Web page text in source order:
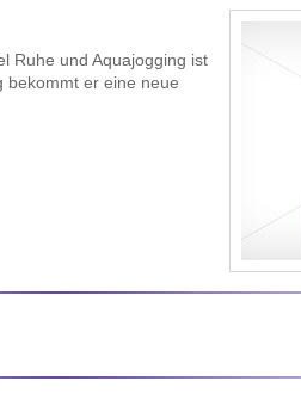
Ruhe und Aquajogging ist
bekommt er eine neue